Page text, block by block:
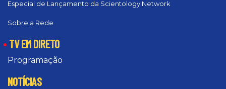
Especial de Lançamento da Scientology Network
Sobre a Rede
TV EM DIRETO
Programação
NOTÍCIAS